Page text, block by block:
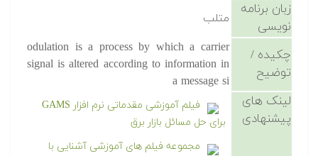
زبان برنامه
نویسی
متلب
چکیده /
توضیح
odulation is a process by which a carrier
signal is altered according to information in
a message si
لینک های
پیشنهادی
فیلم آموزشی مقدماتی نرم افزار GAMS
برای حل مسائل بازار برق
مجموعه فیلم های آموزشی آشنایی با